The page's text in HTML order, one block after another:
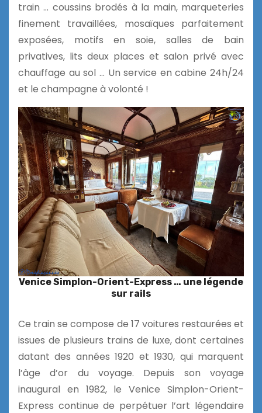
train … coussins brodés à la main, marqueteries
finement travaillées, mosaïques parfaitement
exposées, motifs en soie, salles de bain
privatives, lits deux places et salon privé avec
chauffage au sol … Un service en cabine 24h/24
et le champagne à volonté !
Venice Simplon-Orient-Express … une légende
sur rails
Ce train se compose de 17 voitures restaurées et
issues de plusieurs trains de luxe, dont certaines
datant des années 1920 et 1930, qui marquent
l’âge d’or du voyage. Depuis son voyage
inaugural en 1982, le Venice Simplon-Orient-
Express continue de perpétuer l’art légendaire